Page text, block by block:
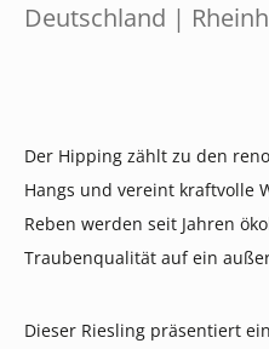
Deutschland |
Der Hipping zählt zu den
Hangs und vereint kraftvolle
Reben werden seit Jahren
Traubenqualität auf ein
Dieser Riesling präsentiert